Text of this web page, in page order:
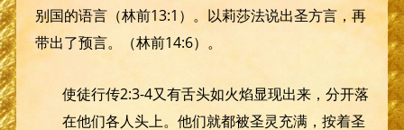
别国的语言（林前13:1）。以莉莎法说出圣方言，再
带出了预言。（林前14:6）。
使徒行传2:3-4又有舌头如火焰显现出来，分开落
在他们各人头上。他们就都被圣灵充满，按着圣